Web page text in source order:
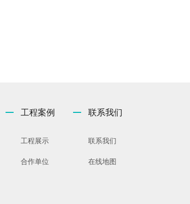
工程案例
工程展示
合作单位
联系我们
联系我们
在线地图